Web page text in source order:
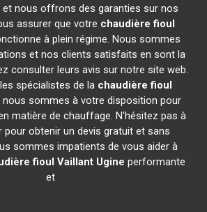
nous offrons des garanties sur nos
assurer que votre chaudière fioul
à plein régime. Nous sommes
et nos clients satisfaits en sont la
consulter leurs avis sur notre site web.
spécialistes de la chaudière fioul
nous sommes à votre disposition pour
matière de chauffage. N'hésitez pas à
obtenir un devis gratuit et sans
sommes impatients de vous aider à
fioul Vaillant Ugine performante
et